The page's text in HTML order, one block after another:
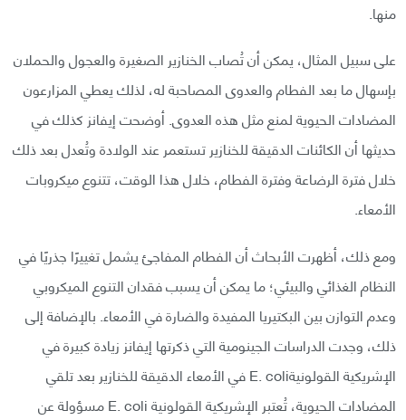
منها.
على سبيل المثال، يمكن أن تُصاب الخنازير الصغيرة والعجول والحملان
بإسهال ما بعد الفطام والعدوى المصاحبة له، لذلك يعطي المزارعون
المضادات الحيوية لمنع مثل هذه العدوى. أوضحت إيفانز كذلك في
حديثها أن الكائنات الدقيقة للخنازير تستعمر عند الولادة وتُعدل بعد ذلك
خلال فترة الرضاعة وفترة الفطام، خلال هذا الوقت، تتنوع ميكروبات
الأمعاء.
ومع ذلك، أظهرت الأبحاث أن الفطام المفاجئ يشمل تغييرًا جذريًا في
النظام الغذائي والبيئي؛ ما يمكن أن يسبب فقدان التنوع الميكروبي
وعدم التوازن بين البكتيريا المفيدة والضارة في الأمعاء. بالإضافة إلى
ذلك، وجدت الدراسات الجينومية التي ذكرتها إيفانز زيادة كبيرة في
الإشريكية القولونيةE. coli في الأمعاء الدقيقة للخنازير بعد تلقي
المضادات الحيوية، تُعتبر الإشريكية القولونية E. coli مسؤولة عن